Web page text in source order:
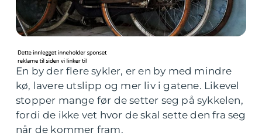
En by der flere sykler, er en by med mindre
kø, lavere utslipp og mer liv i gatene. Likevel
stopper mange før de setter seg på sykkelen,
fordi de ikke vet hvor de skal sette den fra seg
når de kommer fram.